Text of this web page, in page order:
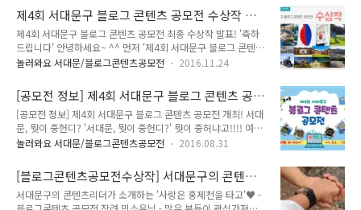
:: 꼭 가봐야 할 곳」 - 황*하 「안산자락길 사진여행」 - 신*철
「서..
러분이 직접 소개하는 서대문의 명소, 축제, 맛집, 미담사례, 역
사·문화탐방 후기 등 서대문을 알리고 소통할 수 있는 내용이면
모든 좋아요!! 「제5회 서대문구 블로그 콘텐츠 공모전」 참여
안내 ● 공모주제 - 서대문구를 알리고 소통할 수 있는 내용 - 주
요 명소, 축제, 맛집, 미담사례, 역사·문화탐방 후기 등 ● 접수
국민 누구나(지역, 연령 제한 없음) ● 응모방법 - 이메일 접수 ..
제4회 서대문구 블로그 콘텐츠 공모전 수상작 발
표! '축하드립니다'
제4회 서대문구 블로그 콘텐츠 공모전 최종 수상작 발표! '축하
드립니다' 안녕하세요~ ^^ 먼저 '제4회 서대문구 블로그 콘텐츠
공모전'에 참여해주신 모든 분들께 감사드립니다! 여러분의 적
었는데요. 기다리고 기다리던 공모전 결과를 알려드리겠습니다.
1차, 2차, 3차 심사 결과를 합산하여 최종 6편이 선정되었어요!
서대문 곳곳의 모습을 정성가득 아름답게 표현해주신 6편의 수
상작 지금 공개합니다~ 선정되신 분들 너무너무 축하드립니다
~^^ 제4회 서대문구 블로그 콘텐츠 공모전 수상작 ◆최우수상
가볼만한 곳] ◆우 수 상◆ · 역사 바로 알기, 서대문형무소역사
관 · 서울 여행의 필수코스, ..
놀러와요 서대문/블로그콘텐츠공모전 2016.11.24
[공모전 정보] 제4회 서대문구 블로그 콘텐츠 공
모전 개최! 서대문, 뭣이 중헌디?
[공모전 정보] 제4회 서대문구 블로그 콘텐츠 공모전 개최! 서대
문, 뭣이 중헌디? '서대문, 뭣이 중헌디?' 뭣이 중허냐고!!!! 여러
분이 찾아주세요!! ^^ 「제4회 서대문구 블로그 콘텐츠 공모
숨은 곳, 맛집, 역사·문화 탐방 등 알릴 수 있는 기회랍니다~
TONG지기가 자세히 알려드릴게요! 「제4회 서대문구 블로그
콘텐츠 공모전」 참여 안내! ▶ 공모주제 - 서대문구의 과거와
놀러와요 서대문/블로그콘텐츠공모전 2016.08.31
[블로그콘텐츠공모전수상작] 서대문구의 콘텐츠
리더가 소개하는 '사랑은 홍제천을 타고'
서대문구의 콘텐츠리더가 소개하는 '사랑은 홍제천을 타고'♥ -